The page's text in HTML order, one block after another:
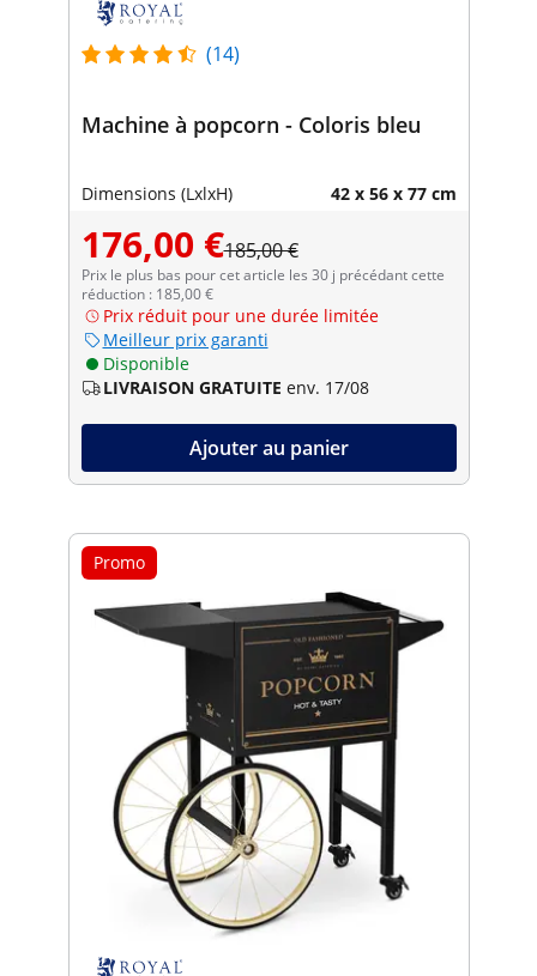
(14)
Machine à popcorn - Coloris bleu
Dimensions (LxlxH) 42 x 56 x 77 cm
176,00 €185,00 €
Prix le plus bas pour cet article les 30 j précédant cette
réduction : 185,00 €
Prix réduit pour une durée limitée
Meilleur prix garanti
Disponible
LIVRAISON GRATUITE env. 17/08
Ajouter au panier
Promo